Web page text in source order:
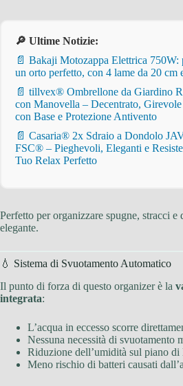
🔎 Ultime Notizie:
📄 Bakaji Motozappa Elettrica 750W:
un orto perfetto, con 4 lame da 20 cm
📄 tillvex® Ombrellone da Giardino
con Manovella – Decentrato,
con Base e Protezione Antivento
📄 Casaria® 2x Sdraio a Dondolo
FSC® – Pieghevoli, Eleganti e
Tuo Relax Perfetto
Perfetto per organizzare spugne, stracci
elegante.
💧 Sistema di Svuotamento Automatico
Il punto di forza di questo organizer è la
integrata:
L’acqua in eccesso scorre
Nessuna necessità di svuotamento
Riduzione dell’umidità sul piano di
Meno rischio di batteri causati